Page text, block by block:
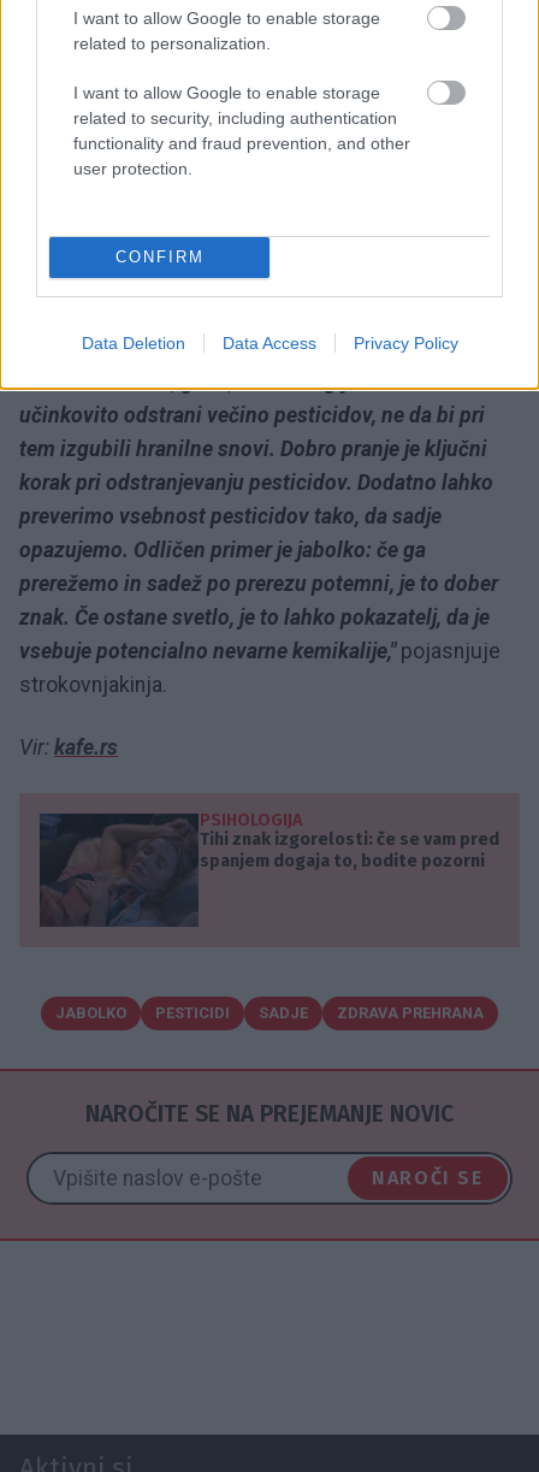
I want to allow Google to enable storage
related to personalization.
I want to allow Google to enable storage
related to security, including authentication
functionality and fraud prevention, and other
user protection.
CONFIRM
Data Deletion Data Access Privacy Policy
vsebuje pesticide?
V sadju torej lahko najdemo pesticide, neustrezna
proizvajalcih. Nutricionistka Marija Milanović zato
svetuje nakup pri manjših pridelovalcih, ki jim
učinkovito odstrani večino pesticidov, ne da bi pri
tem izgubili hranilne snovi. Dobro pranje je ključni
korak pri odstranjevanju pesticidov. Dodatno lahko
preverimo vsebnost pesticidov tako, da sadje
opazujemo. Odličen primer je jabolko: če ga
prerežemo in sadež po prerezu potemni, je to dober
znak. Če ostane svetlo, je to lahko pokazatelj, da je
vsebuje potencialno nevarne kemikalije," pojasnjuje
strokovnjakinja.
Vir: kafe.rs
PSIHOLOGIJA
Tihi znak izgorelosti: če se vam pred
spanjem dogaja to, bodite pozorni
JABOLKO PESTICIDI SADJE ZDRAVA PREHRANA
NAROČITE SE NA PREJEMANJE NOVIC
NAROČI SE